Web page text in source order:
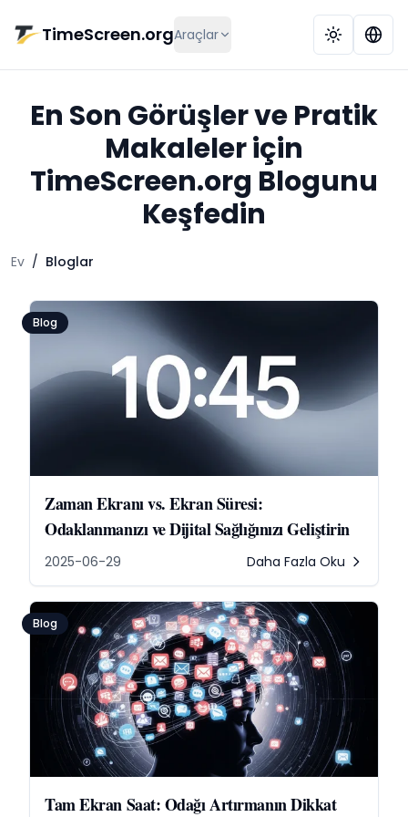
TimeScreen.orgAraçlar
En Son Görüşler ve Pratik
Makaleler için
TimeScreen.org Blogunu
Keşfedin
Ev / Bloglar
Blog
Zaman Ekranı vs. Ekran Süresi:
Odaklanmanızı ve Dijital Sağlığınızı Geliştirin
2025-06-29 Daha Fazla Oku
Blog
Tam Ekran Saat: Odağı Artırmanın Dikkat